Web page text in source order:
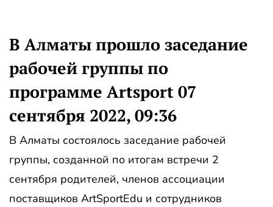
В Алматы прошло заседание
рабочей группы по
программе Artsport 07
сентября 2022, 09:36
В Алматы состоялось заседание рабочей
группы, созданной по итогам встречи 2
сентября родителей, членов ассоциации
поставщиков ArtSportEdu и сотрудников